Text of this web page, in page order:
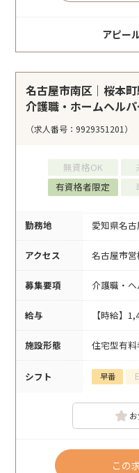
アピー
名古屋市南区｜桜本
介護職・ホームヘルパ
（求人番号：9929351201）
無資格OK
有資格者限定
勤務地 愛知県名
アクセス 名古屋市
募集要項 介護職・ヘ
給与 【時給】
施設形態 住宅型有
シフト 早番
この